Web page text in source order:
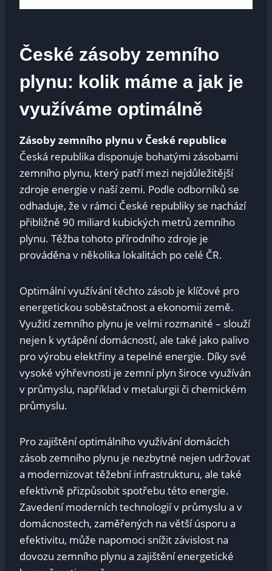
České zásoby zemního
plynu: kolik máme a jak je
využíváme optimálně
Zásoby zemního plynu v České republice
Česká republika disponuje bohatými zásobami
zemního plynu, který patří mezi nejdůležitější
zdroje energie v naší zemi. Podle odborníků se
odhaduje, že v rámci České republiky se nachází
přibližně 90 miliard kubických metrů zemního
plynu. Těžba tohoto přírodního zdroje je
prováděna v několika lokalitách po celé ČR.
Optimální využívání těchto zásob je klíčové pro
energetickou soběstačnost a ekonomii země.
Využití zemního plynu je velmi rozmanité – slouží
nejen k vytápění domácností, ale také jako palivo
pro výrobu elektřiny a tepelné energie. Díky své
vysoké výhřevnosti je zemní plyn široce využíván
v průmyslu, například v metalurgii či chemickém
průmyslu.
Pro zajištění optimálního využívání domácích
zásob zemního plynu je nezbytné nejen udržovat
a modernizovat těžební infrastrukturu, ale také
efektivně přizpůsobit spotřebu této energie.
Zavedení moderních technologií v průmyslu a v
domácnostech, zaměřených na větší úsporu a
efektivitu, může napomoci snížit závislost na
dovozu zemního plynu a zajištění energetické